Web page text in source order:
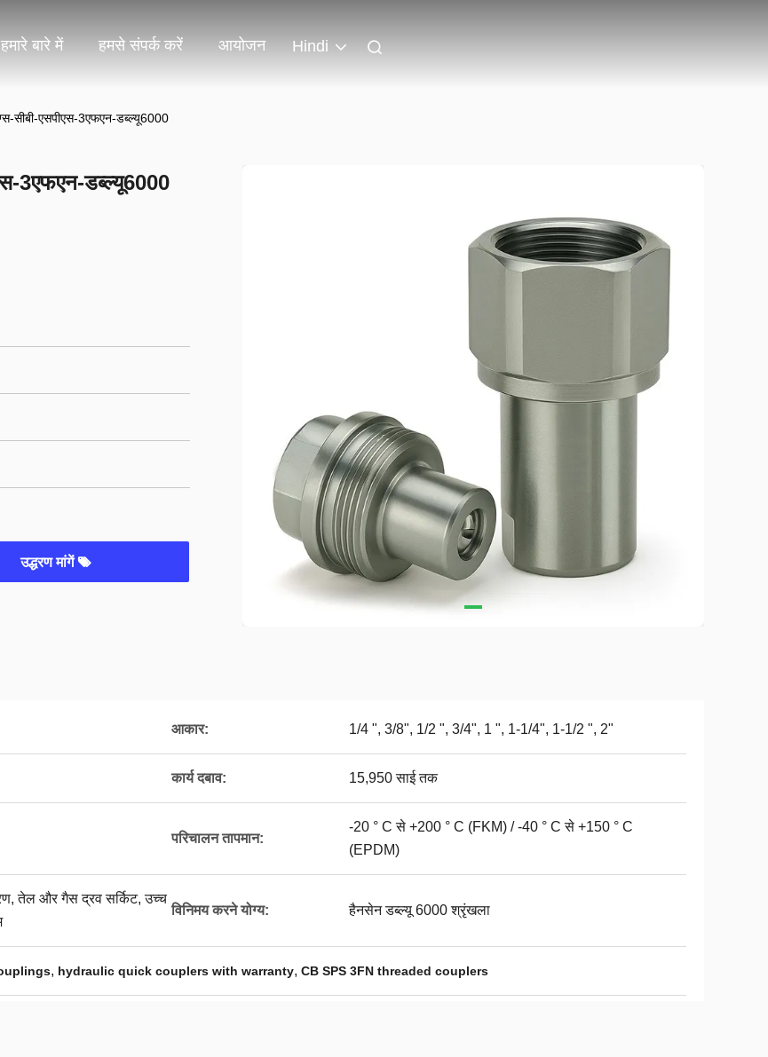
हमारे बारे में हमसे संपर्क करें आयोजन Hindi
सीबी-एसपीएस-3एफएन-डब्ल्यू6000
3एफएन-डब्ल्यू6000
उद्धरण मांगें
आकार: 1/4 ", 3/8", 1/2 ", 3/4", 1 ", 1-1/4", 1-1/2 ", 2"
कार्य दबाव: 15,950 साई तक
परिचालन तापमान:
-20 ° C से +200 ° C (FKM) / -40 ° C से +150 ° C
(EPDM)
तेल और गैस द्रव सर्किट, उच्च
विनिमय करने योग्य: हैनसेन डब्ल्यू 6000 श्रृंखला
, hydraulic quick couplers with warranty, CB SPS 3FN threaded couplers